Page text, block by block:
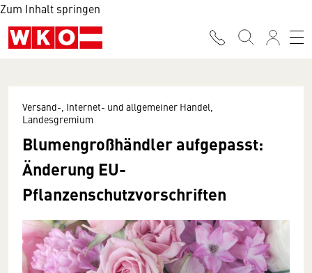
Zum Inhalt springen
Versand-, Internet- und allgemeiner Handel,
Landesgremium
Blumengroßhändler aufgepasst:
Änderung EU-
Pflanzenschutzvorschriften